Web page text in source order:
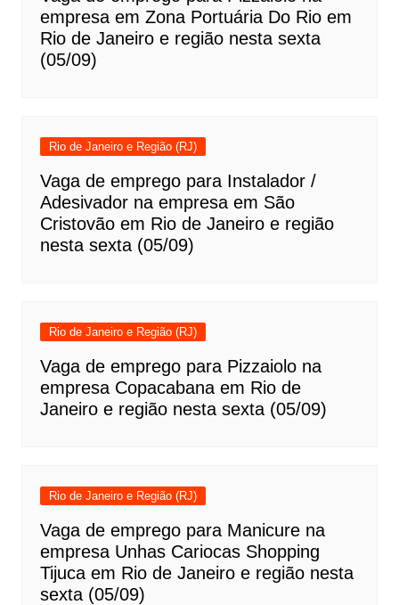
empresa em Zona Portuária Do Rio em
Rio de Janeiro e região nesta sexta
(05/09)
Rio de Janeiro e Região (RJ)
Vaga de emprego para Instalador /
Adesivador na empresa em São
Cristovão em Rio de Janeiro e região
nesta sexta (05/09)
Rio de Janeiro e Região (RJ)
Vaga de emprego para Pizzaiolo na
empresa Copacabana em Rio de
Janeiro e região nesta sexta (05/09)
Rio de Janeiro e Região (RJ)
Vaga de emprego para Manicure na
empresa Unhas Cariocas Shopping
Tijuca em Rio de Janeiro e região nesta
sexta (05/09)